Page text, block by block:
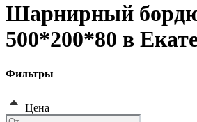
Шарнирный
500*200*80 в
Фильтры
Цена